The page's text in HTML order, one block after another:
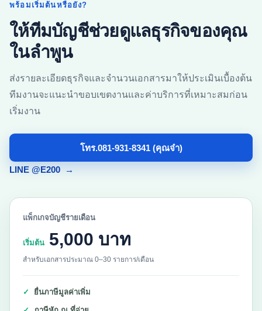
พร้อมเริ่มต้นหรือยัง?
ให้ทีมบัญชีช่วยดูแลธุรกิจของคุณ
ในลำพูน
ส่งรายละเอียดธุรกิจและจำนวนเอกสารมาให้ประเมินเบื้องต้น
ทีมงานจะแนะนำขอบเขตงานและค่าบริการที่เหมาะสมก่อน
เริ่มงาน
โทร.081-931-8341 (คุณจ๋า)
LINE @E200 →
แพ็กเกจบัญชีรายเดือน
เริ่มต้น 5,000 บาท
สำหรับเอกสารประมาณ 0–30 รายการ/เดือน
ยื่นภาษีมูลค่าเพิ่ม